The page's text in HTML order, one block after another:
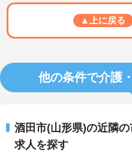
▲上に戻る
他の条件で介護
酒田市(山形県)の近隣
求人を探す